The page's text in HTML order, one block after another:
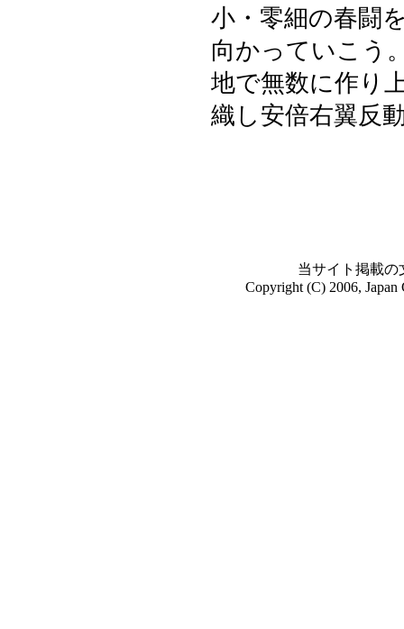
小・零細の春闘
向かっていこう
地で無数に作り
織し安倍右翼反
当サイト掲載の
Copyright (C) 2006, Japan